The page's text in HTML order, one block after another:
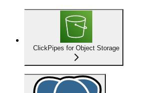
ClickPipes for Object Storage